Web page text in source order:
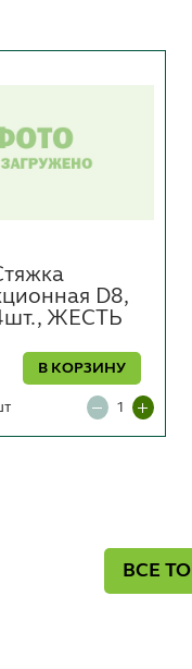
D8,
ЖЕСТЬ
В КОРЗИНУ
ВСЕ